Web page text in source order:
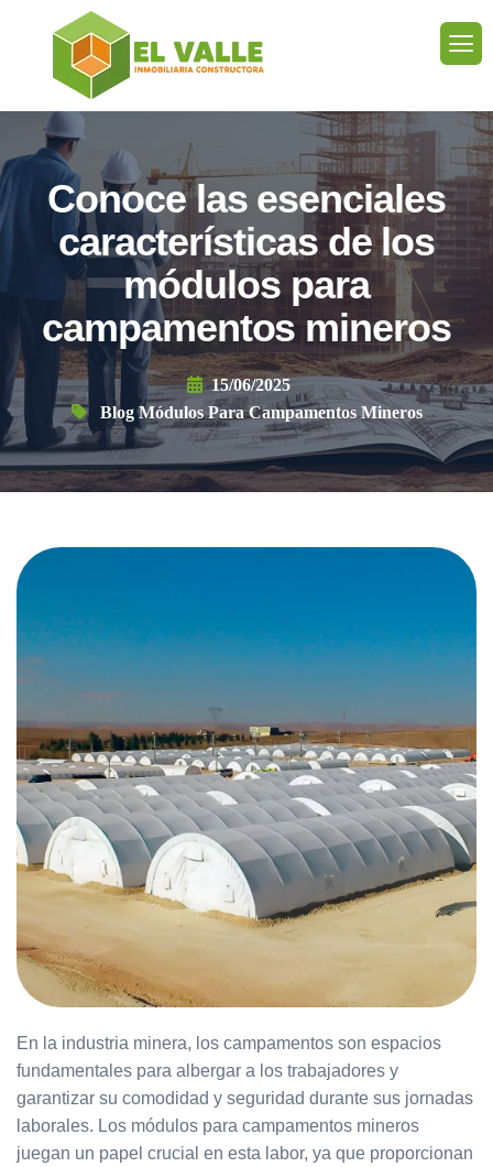
Conoce las esenciales
características de los
módulos para
campamentos mineros
15/06/2025
Blog Módulos Para Campamentos Mineros
En la industria minera, los campamentos son espacios
fundamentales para albergar a los trabajadores y
garantizar su comodidad y seguridad durante sus jornadas
laborales. Los módulos para campamentos mineros
juegan un papel crucial en esta labor, ya que proporcionan